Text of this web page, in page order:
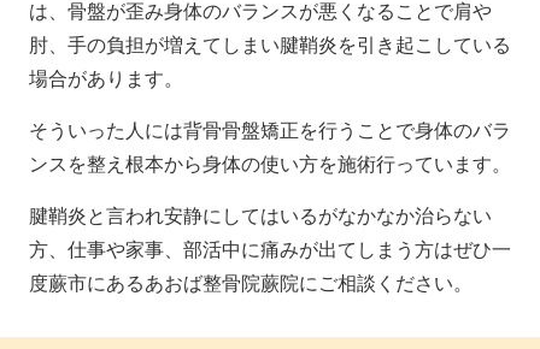
は、骨盤が歪み身体のバランスが悪くなることで肩や
肘、手の負担が増えてしまい腱鞘炎を引き起こしている
場合があります。
そういった人には背骨骨盤矯正を行うことで身体のバラ
ンスを整え根本から身体の使い方を施術行っています。
腱鞘炎と言われ安静にしてはいるがなかなか治らない
方、仕事や家事、部活中に痛みが出てしまう方はぜひ一
度蕨市にあるあおば整骨院蕨院にご相談ください。